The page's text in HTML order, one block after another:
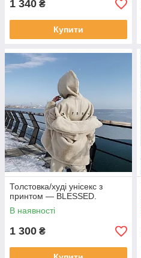
1 340 ₴
Купити
Толстовка/худі унісекс з
принтом — BLESSED.
В наявності
1 300 ₴